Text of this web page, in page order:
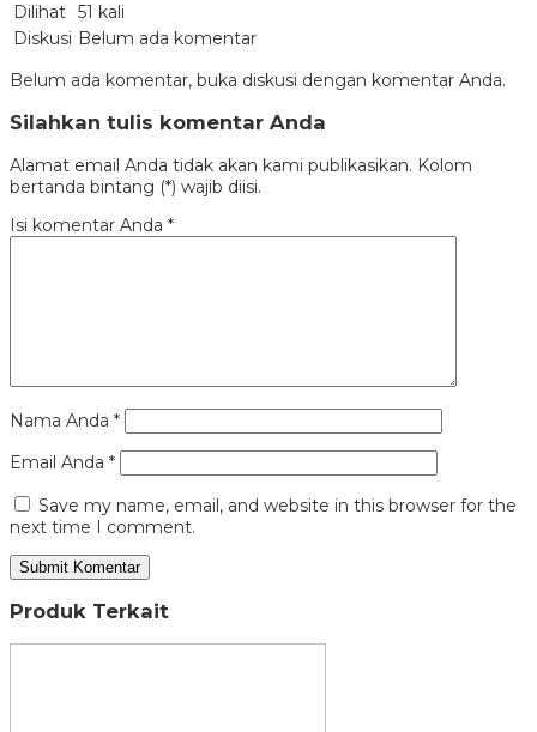
Dilihat 51 kali
Diskusi Belum ada komentar
Belum ada komentar, buka diskusi dengan komentar Anda.
Silahkan tulis komentar Anda
Alamat email Anda tidak akan kami publikasikan. Kolom
bertanda bintang (*) wajib diisi.
Isi komentar Anda *
Nama Anda *
Email Anda *
Save my name, email, and website in this browser for the
next time I comment.
Produk Terkait